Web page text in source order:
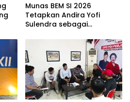
Munas BEM SI 2026
Tetapkan Andira Yofi
Sulendra sebagai